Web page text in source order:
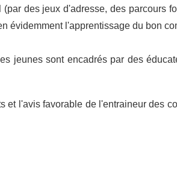
des jeux d'adresse, des parcours
évidemment l'apprentissage du bon
jeunes sont encadrés par des
et l'avis favorable de l'entraineur des